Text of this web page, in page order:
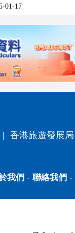
01-17
香港旅遊發展局
我們 - 聯絡我們 -